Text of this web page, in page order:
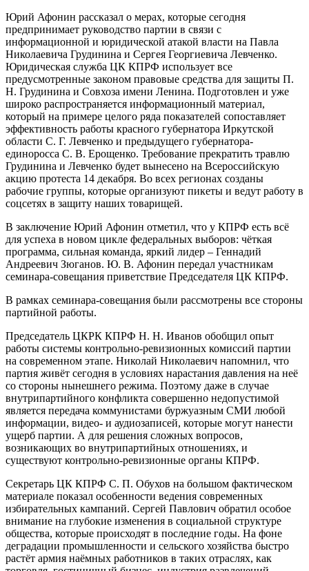
Юрий Афонин рассказал о мерах, которые сегодня
предпринимает руководство партии в связи с
информационной и юридической атакой власти на Павла
Николаевича Грудинина и Сергея Георгиевича Левченко.
Юридическая служба ЦК КПРФ использует все
предусмотренные законом правовые средства для защиты П.
Н. Грудинина и Совхоза имени Ленина. Подготовлен и уже
широко распространяется информационный материал,
который на примере целого ряда показателей сопоставляет
эффективность работы красного губернатора Иркутской
области С. Г. Левченко и предыдущего губернатора-
единоросса С. В. Ерощенко. Требование прекратить травлю
Грудинина и Левченко будет вынесено на Всероссийскую
акцию протеста 14 декабря. Во всех регионах созданы
рабочие группы, которые организуют пикеты и ведут работу в
соцсетях в защиту наших товарищей.
В заключение Юрий Афонин отметил, что у КПРФ есть всё
для успеха в новом цикле федеральных выборов: чёткая
программа, сильная команда, яркий лидер – Геннадий
Андреевич Зюганов. Ю. В. Афонин передал участникам
семинара-совещания приветствие Председателя ЦК КПРФ.
В рамках семинара-совещания были рассмотрены все стороны
партийной работы.
Председатель ЦКРК КПРФ Н. Н. Иванов обобщил опыт
работы системы контрольно-ревизионных комиссий партии
на современном этапе. Николай Николаевич напомнил, что
партия живёт сегодня в условиях нарастания давления на неё
со стороны нынешнего режима. Поэтому даже в случае
внутрипартийного конфликта совершенно недопустимой
является передача коммунистами буржуазным СМИ любой
информации, видео- и аудиозаписей, которые могут нанести
ущерб партии. А для решения сложных вопросов,
возникающих во внутрипартийных отношениях, и
существуют контрольно-ревизионные органы КПРФ.
Секретарь ЦК КПРФ С. П. Обухов на большом фактическом
материале показал особенности ведения современных
избирательных кампаний. Сергей Павлович обратил особое
внимание на глубокие изменения в социальной структуре
общества, которые происходят в последние годы. На фоне
деградации промышленности и сельского хозяйства быстро
растёт армия наёмных работников в таких отраслях, как